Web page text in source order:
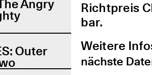
Angry
Outer
Richtpreis
bar.
Weitere
nächste